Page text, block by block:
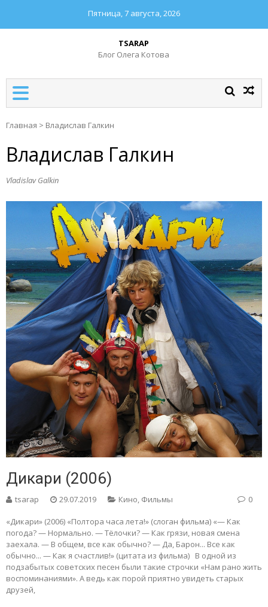
Пятница, 7 августа, 2026
TSARAP
Блог Олега Котова
Главная > Владислав Галкин
Владислав Галкин
Vladislav Galkin
Дикари (2006)
tsarap 29.07.2019 Кино, Фильмы 0
«Дикари» (2006) «Полтора часа лета!» (слоган фильма) «— Как
погода? — Нормально. — Тёлочки? — Как грязи, новая смена
заехала. — В общем, все как обычно? — Да, Барон... Все как
обычно... — Как я счастлив!» (цитата из фильма) В одной из
подзабытых советских песен были такие строчки «Нам рано жить
воспоминаниями». А ведь как порой приятно увидеть старых
друзей,